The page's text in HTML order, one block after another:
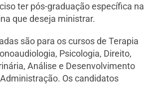
ter pós-graduação específica na
que deseja ministrar.
são para os cursos de Terapia
Psicologia, Direito,
Análise e Desenvolvimento
Os candidatos